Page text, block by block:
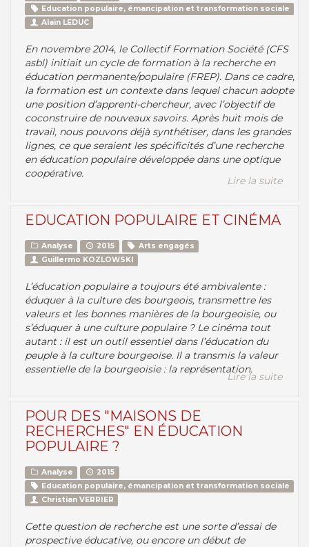
Education populaire, émancipation et transformation sociale
Alain LEDUC
En novembre 2014, le Collectif Formation Société (CFS
asbl) initiait un cycle de formation à la recherche en
éducation permanente/populaire (FREP). Dans ce cadre,
la formation est un contexte dans lequel chacun adopte
une position d’apprenti-chercheur, avec l’objectif de
coconstruire de nouveaux savoirs. Après huit mois de
travail, nous pouvons déjà synthétiser, dans les grandes
lignes, ce que seraient les spécificités d’une recherche
en éducation populaire développée dans une optique
coopérative.
Lire la suite
EDUCATION POPULAIRE ET CINÉMA
Analyse 2015
Arts engagés
Guillermo KOZLOWSKI
L’éducation populaire a toujours été ambivalente :
éduquer à la culture des bourgeois, transmettre les
valeurs et les bonnes manières de la bourgeoisie, ou
s’éduquer à une culture populaire ? Le cinéma tout
autant : il est un outil essentiel dans l’éducation du
peuple à la culture bourgeoise. Il a transmis la valeur
essentielle de la bourgeoisie : la représentation.
Lire la suite
POUR DES "MAISONS DE
RECHERCHES" EN ÉDUCATION
POPULAIRE ?
Analyse
2015
Education populaire, émancipation et transformation sociale
Christian VERRIER
Cette question de recherche est une sorte d’essai de
prospective éducative, ou encore un début de